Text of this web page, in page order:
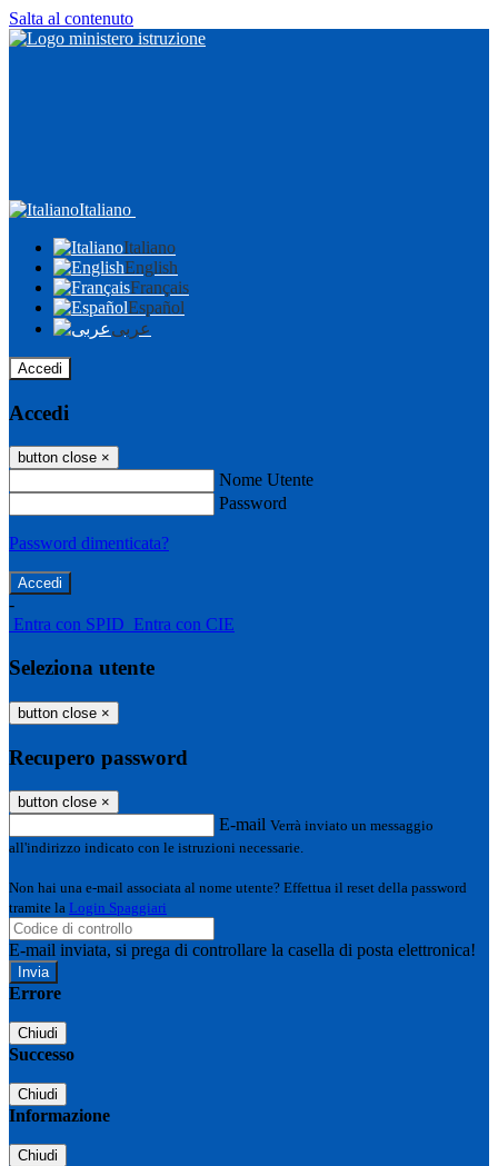
Salta al contenuto
Italiano
Italiano
English
Français
Español
عربى
Accedi
Accedi
button close ×
Nome Utente
Password
Password dimenticata?
-
Entra con SPID Entra con CIE
Seleziona utente
button close ×
Recupero password
button close ×
E-mail Verrà inviato un messaggio
all'indirizzo indicato con le istruzioni necessarie.
Non hai una e-mail associata al nome utente? Effettua il reset della password
tramite la Login Spaggiari
E-mail inviata, si prega di controllare la casella di posta elettronica!
Errore
Chiudi
Successo
Chiudi
Informazione
Chiudi